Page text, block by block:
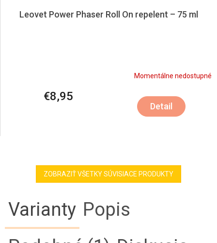
Leovet Power Phaser Roll On repelent – 75 ml
Momentálne nedostupné
€8,95
Detail
ZOBRAZIŤ VŠETKY SÚVISIACE PRODUKTY
Varianty Popis